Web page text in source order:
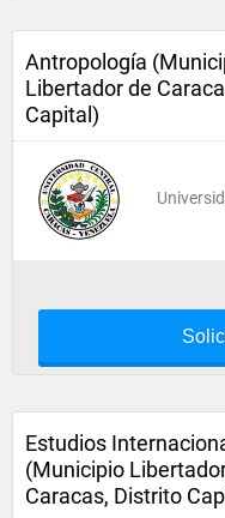
Antropología
Libertador de
Capital)
Estudios
(Municipio
Caracas, Distrito